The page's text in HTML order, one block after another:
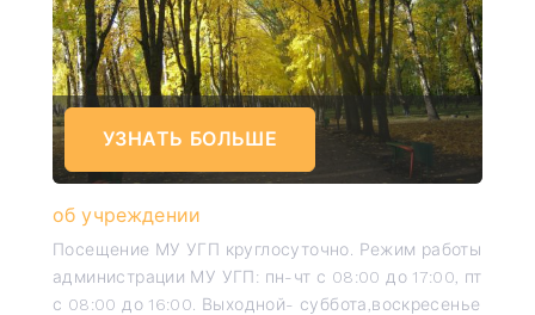
УЗНАТЬ БОЛЬШЕ
об учреждении
Посещение МУ УГП круглосуточно. Режим работы
администрации МУ УГП: пн-чт с 08:00 до 17:00, пт
с 08:00 до 16:00. Выходной- суббота,воскресенье